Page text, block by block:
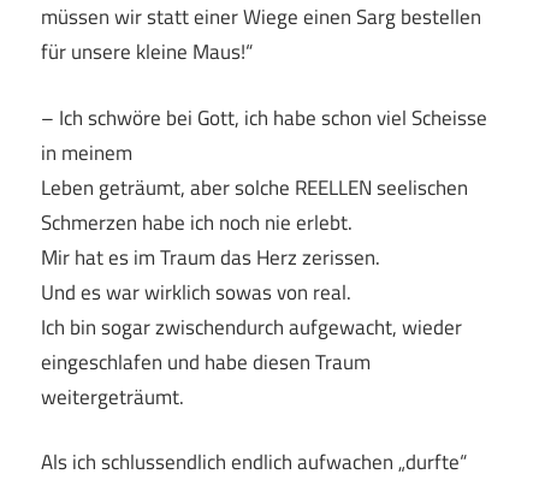
müssen wir statt einer Wiege einen Sarg bestellen
für unsere kleine Maus!“
– Ich schwöre bei Gott, ich habe schon viel Scheisse
in meinem
Leben geträumt, aber solche REELLEN seelischen
Schmerzen habe ich noch nie erlebt.
Mir hat es im Traum das Herz zerissen.
Und es war wirklich sowas von real.
Ich bin sogar zwischendurch aufgewacht, wieder
eingeschlafen und habe diesen Traum
weitergeträumt.
Als ich schlussendlich endlich aufwachen „durfte“